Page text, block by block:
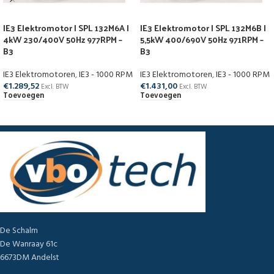
IE3 Elektromotor | SPL 132M6A |
4kW 230/400V 50Hz 977RPM –
B3
IE3 Elektromotoren,IE3 - 1000 RPM
€1.289,52 Excl. BTW
Toevoegen
IE3 Elektromotor | SPL 132M6B |
5,5kW 400/690V 50Hz 971RPM –
B3
IE3 Elektromotoren,IE3 - 1000 RPM
€1.431,00 Excl. BTW
Toevoegen
De Schalm
De Wanraay 61c
6673DM Andelst